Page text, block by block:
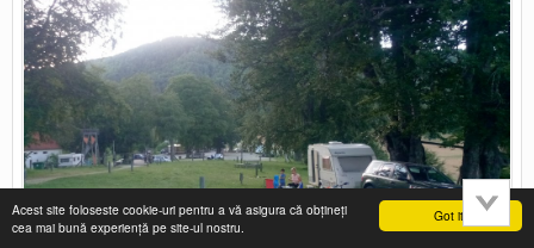
Got it!
Acest site foloseste cookie-uri pentru a vă asigura că obțineți
cea mai bună experiență pe site-ul nostru.